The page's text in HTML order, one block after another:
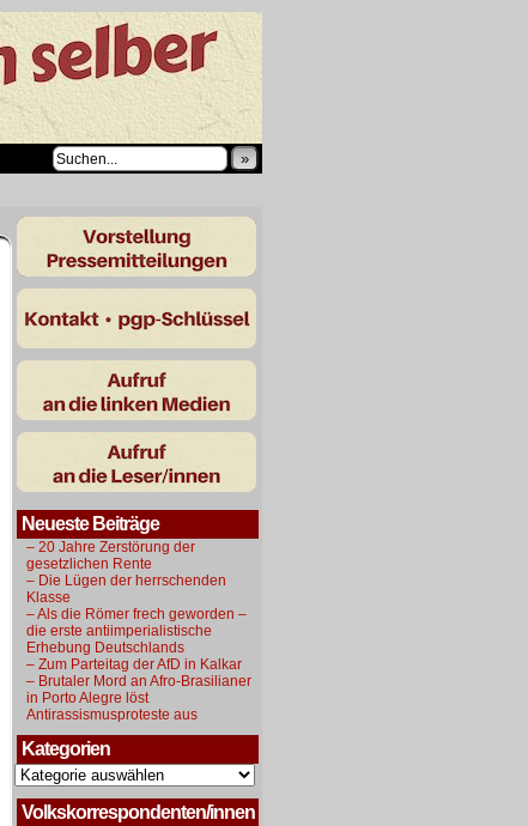
»
Neueste Beiträge
– 20 Jahre Zerstörung der
gesetzlichen Rente
– Die Lügen der herrschenden
Klasse
– Als die Römer frech geworden –
die erste antiimperialistische
Erhebung Deutschlands
– Zum Parteitag der AfD in Kalkar
– Brutaler Mord an Afro-Brasilianer
in Porto Alegre löst
Antirassismusproteste aus
Kategorien
Kategorien
Volkskorrespondenten/innen